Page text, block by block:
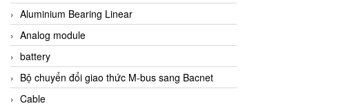
Aluminium Bearing Linear
Analog module
battery
Bộ chuyển đổi giao thức M-bus sang Bacnet
Cable